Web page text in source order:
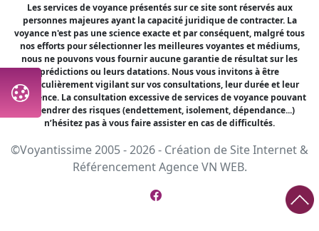
Les services de voyance présentés sur ce site sont réservés aux
personnes majeures ayant la capacité juridique de contracter. La
voyance n'est pas une science exacte et par conséquent, malgré tous
nos efforts pour sélectionner les meilleures voyantes et médiums,
nous ne pouvons vous fournir aucune garantie de résultat sur les
prédictions ou leurs datations. Nous vous invitons à être
particulièrement vigilant sur vos consultations, leur durée et leur
fréquence. La consultation excessive de services de voyance pouvant
engendrer des risques (endettement, isolement, dépendance...)
n’hésitez pas à vous faire assister en cas de difficultés.
©Voyantissime 2005 - 2026 - Création de Site Internet &
RéférencementAgence VN WEB.